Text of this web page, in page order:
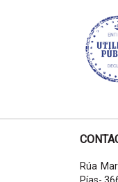
Rúa
Pías-